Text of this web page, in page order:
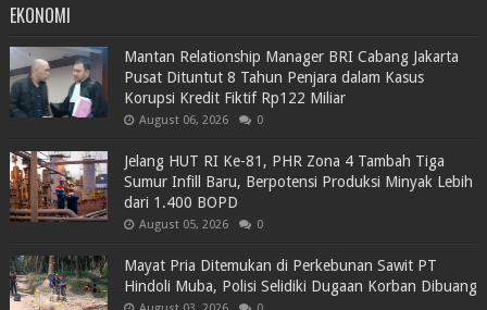
EKONOMI
Mantan Relationship Manager BRI Cabang Jakarta
Pusat Dituntut 8 Tahun Penjara dalam Kasus
Korupsi Kredit Fiktif Rp122 Miliar
August 06, 2026 0
Jelang HUT RI Ke-81, PHR Zona 4 Tambah Tiga
Sumur Infill Baru, Berpotensi Produksi Minyak Lebih
dari 1.400 BOPD
August 05, 2026 0
Mayat Pria Ditemukan di Perkebunan Sawit PT
Hindoli Muba, Polisi Selidiki Dugaan Korban Dibuang